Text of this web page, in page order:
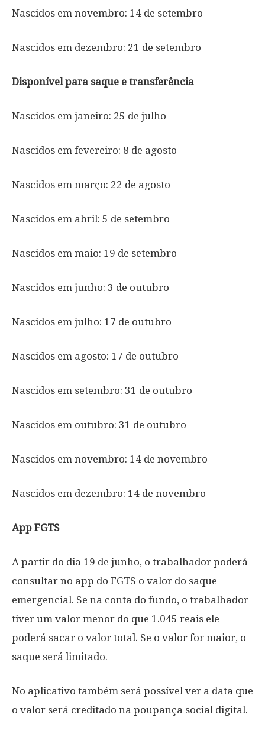
Nascidos em novembro: 14 de setembro
Nascidos em dezembro: 21 de setembro
Disponível para saque e transferência
Nascidos em janeiro: 25 de julho
Nascidos em fevereiro: 8 de agosto
Nascidos em março: 22 de agosto
Nascidos em abril: 5 de setembro
Nascidos em maio: 19 de setembro
Nascidos em junho: 3 de outubro
Nascidos em julho: 17 de outubro
Nascidos em agosto: 17 de outubro
Nascidos em setembro: 31 de outubro
Nascidos em outubro: 31 de outubro
Nascidos em novembro: 14 de novembro
Nascidos em dezembro: 14 de novembro
App FGTS
A partir do dia 19 de junho, o trabalhador poderá
consultar no app do FGTS o valor do saque
emergencial. Se na conta do fundo, o trabalhador
tiver um valor menor do que 1.045 reais ele
poderá sacar o valor total. Se o valor for maior, o
saque será limitado.
No aplicativo também será possível ver a data que
o valor será creditado na poupança social digital.